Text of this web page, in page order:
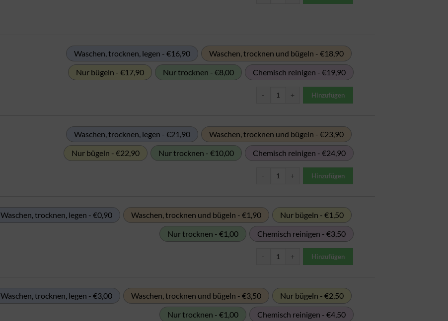
Waschen, trocknen, legen - €16,90
Waschen, trocknen und bügeln - €18,90
Nur bügeln - €17,90
Nur trocknen - €8,00 Chemisch reinigen - €19,90
Hinzufügen
Waschen, trocknen, legen - €21,90
Waschen, trocknen und bügeln - €23,90
Nur bügeln - €22,90
Nur trocknen - €10,00 Chemisch reinigen - €24,90
Hinzufügen
Waschen, trocknen, legen - €0,90 Waschen, trocknen und bügeln - €1,90
Nur bügeln - €1,50
Nur trocknen - €1,00
Chemisch reinigen - €3,50
Hinzufügen
Waschen, trocknen, legen - €3,00 Waschen, trocknen und bügeln - €3,50
Nur bügeln - €2,50
Nur trocknen - €1,00
Chemisch reinigen - €4,50